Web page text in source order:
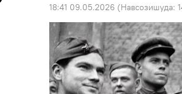
18:41 09.05.2026 (Навсозишуда: